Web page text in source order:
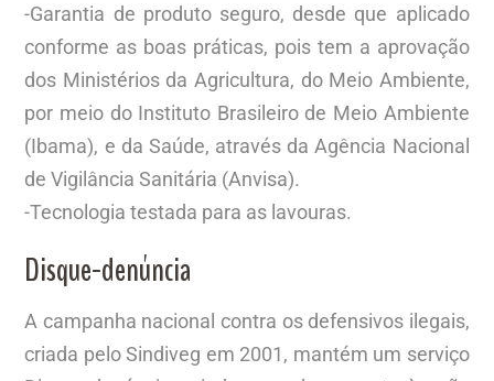
-Garantia de produto seguro, desde que aplicado
conforme as boas práticas, pois tem a aprovação
dos Ministérios da Agricultura, do Meio Ambiente,
por meio do Instituto Brasileiro de Meio Ambiente
(Ibama), e da Saúde, através da Agência Nacional
de Vigilância Sanitária (Anvisa).
-Tecnologia testada para as lavouras.
Disque-denúncia
A campanha nacional contra os defensivos ilegais,
criada pelo Sindiveg em 2001, mantém um serviço